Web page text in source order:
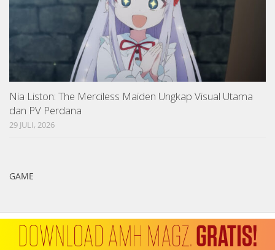
Nia Liston: The Merciless Maiden Ungkap Visual Utama
dan PV Perdana
29 JULI, 2026
GAME